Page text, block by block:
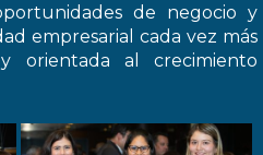
de negocio y
empresarial cada vez más
orientada al crecimiento